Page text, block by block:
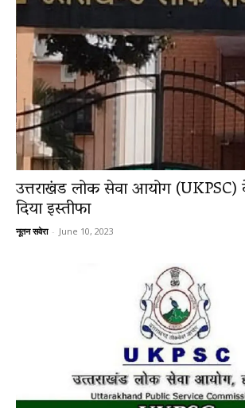
उत्तराखंड लोक सेवा आयोग
दिया इस्तीफा
नूतन सवेरा - June 10, 2023